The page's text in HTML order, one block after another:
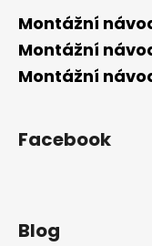
Montážní
Montážní
Montážní
Facebook
Blog